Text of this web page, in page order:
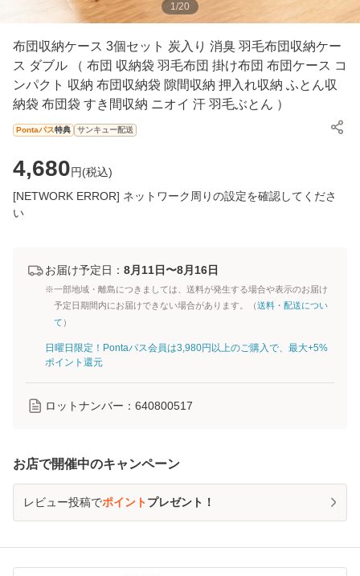
1 /20
布団収納ケース 3個セット 炭入り 消臭 羽毛布団収納ケー
ス ダブル （ 布団 収納袋 羽毛布団 掛け布団 布団ケース コ
ンパクト 収納 布団収納袋 隙間収納 押入れ収納 ふとん収
納袋 布団袋 すき間収納 ニオイ 汗 羽毛ぶとん ）
Pontaパス特典 サンキュー配送
4,680円(税込)
[NETWORK ERROR] ネットワーク周りの設定を確認してくださ
い
お届け予定日： 8月11日〜8月16日
※一部地域・離島につきましては、送料が発生する場合や表示のお届け
予定日期間内にお届けできない場合があります。（送料・配送につい
て ）
日曜日限定！Pontaパス会員は3,980円以上のご購入で、最大+5%
ポイント還元
ロットナンバー： 640800517
お店で開催中のキャンペーン
レビュー投稿でポイントプレゼント！